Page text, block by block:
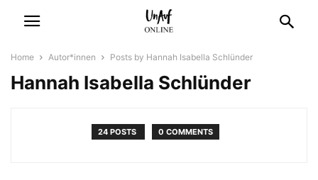
Home Autor*innen Posts by Hannah Isabella Schlünder
Hannah Isabella Schlünder
24 POSTS 0 COMMENTS